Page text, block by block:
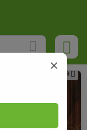
Реклама